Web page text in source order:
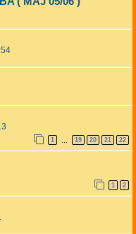
1 … 19 20 21 22
1 2